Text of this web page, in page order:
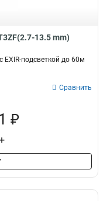
13.5 mm)
EXIR-подсветкой до 60м
Сравнить
₽